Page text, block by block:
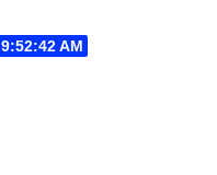
9:52:43 AM